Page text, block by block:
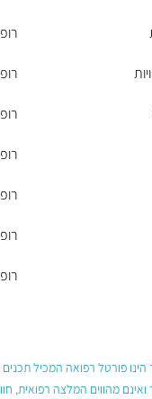
הינו פורטל רפואה המכיל
ואינם מהווים המלצה רפואית,